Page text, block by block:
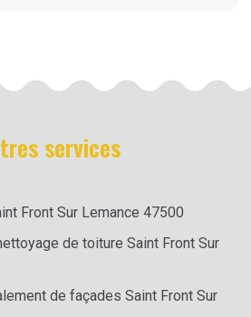
services
Front Sur Lemance 47500
de toiture Saint Front Sur
de façades Saint Front Sur